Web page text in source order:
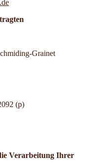
Grainet
(p)
Verarbeitung Ihrer